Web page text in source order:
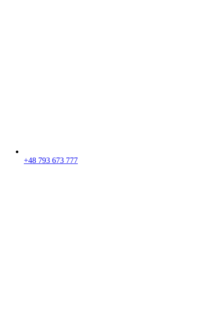
+48 793 673 777